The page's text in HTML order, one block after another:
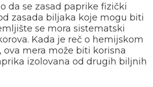
da se zasad paprike fizički
zasada biljaka koje mogu biti
se mora sistematski
Kada je reč o hemijskom
ova mera može biti korisna
izolovana od drugih biljnih